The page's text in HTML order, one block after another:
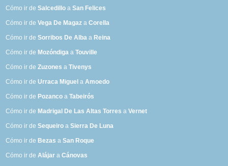
Cómo ir deSalcedillo aSan Felices
Cómo ir deVega De Magaz aCorella
Cómo ir deSorribos De Alba a Reina
Cómo ir de Mozóndiga aTouville
Cómo ir deZuzones aTivenys
Cómo ir deUrraca Miguel aAmoedo
Cómo ir de Pozanco aTabeirós
Cómo ir de Madrigal De Las Altas Torres aVernet
Cómo ir deSequeiro aSierra De Luna
Cómo ir de Bezas aSan Roque
Cómo ir deAlájar aCánovas